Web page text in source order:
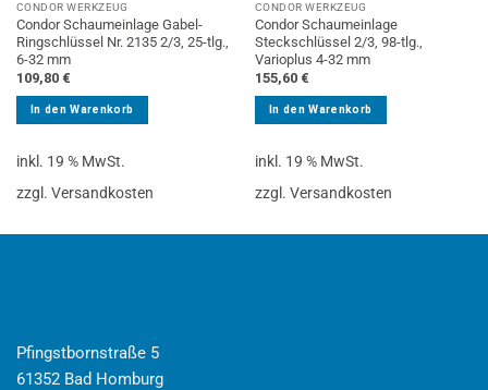
CONDOR WERKZEUG
Condor Schaumeinlage Gabel-
Ringschlüssel Nr. 2135 2/3, 25-tlg.,
6-32 mm
109,80 €
In den Warenkorb
inkl. 19 % MwSt.
zzgl. Versandkosten
CONDOR WERKZEUG
Condor Schaumeinlage
Steckschlüssel 2/3, 98-tlg.,
Varioplus 4-32 mm
155,60 €
In den Warenkorb
inkl. 19 % MwSt.
zzgl. Versandkosten
Pfingstbornstraße 5
61352 Bad Homburg